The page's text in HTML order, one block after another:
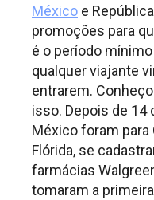
México e
promoções para
é o período
qualquer viajante
entrarem.
isso. Depois de 14
México foram para
Flórida, se
farmácias
tomaram a